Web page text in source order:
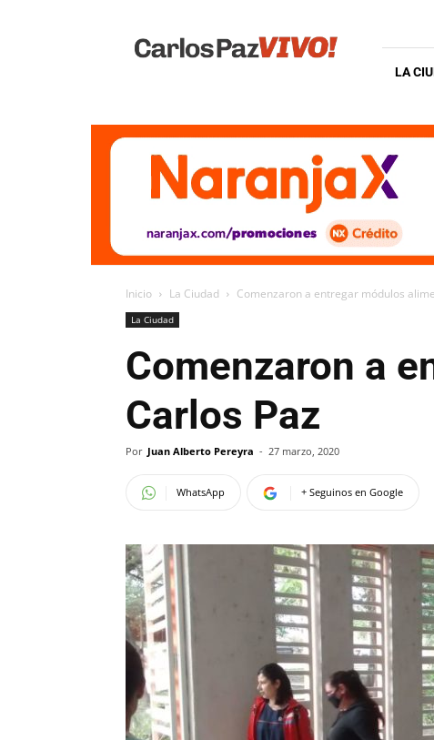
Vivo
LA
Inicio La Ciudad Comenzaron a entregar módulos
La Ciudad
Comenzaron a
Carlos Paz
Por Juan Alberto Pereyra - 27 marzo, 2020
WhatsApp + Seguinos en Google